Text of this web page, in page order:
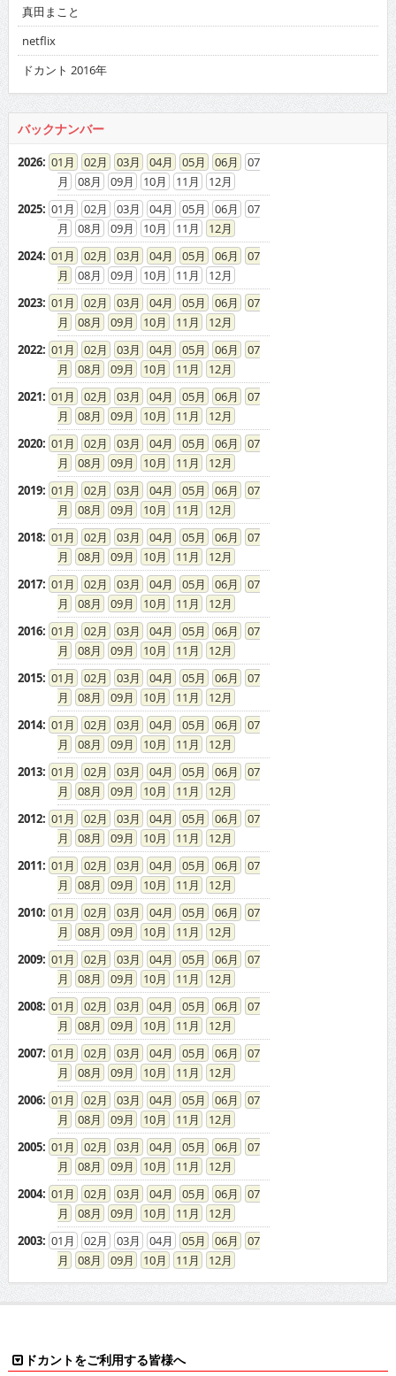
真田まこと
netflix
ドカント 2016年
バックナンバー
2026: 01 02 03 04 05 06
07
08
09 10 11
12
2025: 01 02 03 04 05 06
07
08
09 10 11
12
2024: 01 02 03 04 05 06
07
08
09 10 11
12
2023: 01 02 03 04 05 06
07
08
09 10 11
12
2022: 01 02 03 04 05 06
07
08
09 10 11
12
2021: 01 02 03 04 05 06
07
08
09 10 11
12
2020: 01 02 03 04 05 06
07
08
09 10 11
12
2019: 01 02 03 04 05 06
07
08
09 10 11
12
2018: 01 02 03 04 05 06
07
08
09 10 11
12
2017: 01 02 03 04 05 06
07
08
09 10 11
12
2016: 01 02 03 04 05 06
07
08
09 10 11
12
2015: 01 02 03 04 05 06
07
08
09 10 11
12
2014: 01 02 03 04 05 06
07
08
09 10 11
12
2013: 01 02 03 04 05 06
07
08
09 10 11
12
2012: 01 02 03 04 05 06
07
08
09 10 11
12
2011: 01 02 03 04 05 06
07
08
09 10 11
12
2010: 01 02 03 04 05 06
07
08
09 10 11
12
2009: 01 02 03 04 05 06
07
08
09 10 11
12
2008: 01 02 03 04 05 06
07
08
09 10 11
12
2007: 01 02 03 04 05 06
07
08
09 10 11
12
2006: 01 02 03 04 05 06
07
08
09 10 11
12
2005: 01 02 03 04 05 06
07
08
09 10 11
12
2004: 01 02 03 04 05 06
07
08
09 10 11
12
2003: 01 02 03 04 05 06
07
08
09 10 11 12
ドカントをご利用する皆様へ